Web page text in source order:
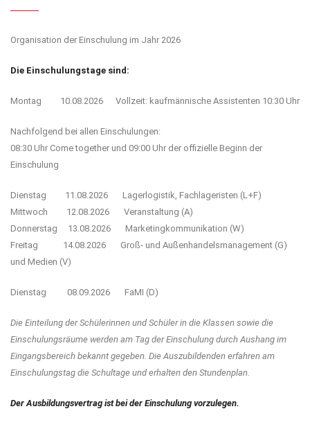
Organisation der Einschulung im Jahr 2026
Die Einschulungstage sind:
Montag 10.08.2026 Vollzeit: kaufmännische Assistenten 10:30 Uhr
Nachfolgend bei allen Einschulungen:
08:30 Uhr Come together und 09:00 Uhr der offizielle Beginn der
Einschulung
Dienstag 11.08.2026 Lagerlogistik, Fachlageristen (L+F)
Mittwoch 12.08.2026 Veranstaltung (A)
Donnerstag 13.08.2026 Marketingkommunikation (W)
Freitag 14.08.2026 Groß- und Außenhandelsmanagement (G)
und Medien (V)
Dienstag 08.09.2026 FaMI (D)
Die Einteilung der Schülerinnen und Schüler in die Klassen sowie die
Einschulungsräume werden am Tag der Einschulung durch Aushang im
Eingangsbereich bekannt gegeben. Die Auszubildenden erfahren am
Einschulungstag die Schultage und erhalten den Stundenplan.
Der Ausbildungsvertrag ist bei der Einschulung vorzulegen.